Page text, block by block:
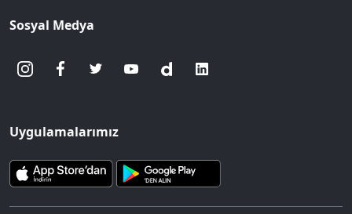
Sosyal Medya
Uygulamalarımız